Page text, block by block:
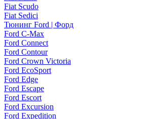
Fiat Scudo
Fiat Sedici
Тюнинг Ford | Форд
Ford C-Max
Ford Connect
Ford Contour
Ford Crown Victoria
Ford EcoSport
Ford Edge
Ford Escape
Ford Escort
Ford Excursion
Ford Expedition